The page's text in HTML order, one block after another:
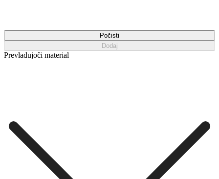
Počisti
Dodaj
Prevladujoči material